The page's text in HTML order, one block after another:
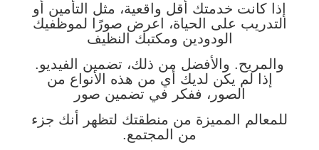
إذا كانت خدمتك أقل واقعية، مثل التأمين أو
التدريب على الحياة، اعرض صورًا لموظفيك
الودودين ومكتبك النظيف
والمريح. والأفضل من ذلك، تضمين الفيديو.
إذا لم يكن لديك أي من هذه الأنواع من
الصور، ففكر في تضمين صور
للمعالم المميزة من منطقتك لتظهر أنك جزء
من المجتمع.